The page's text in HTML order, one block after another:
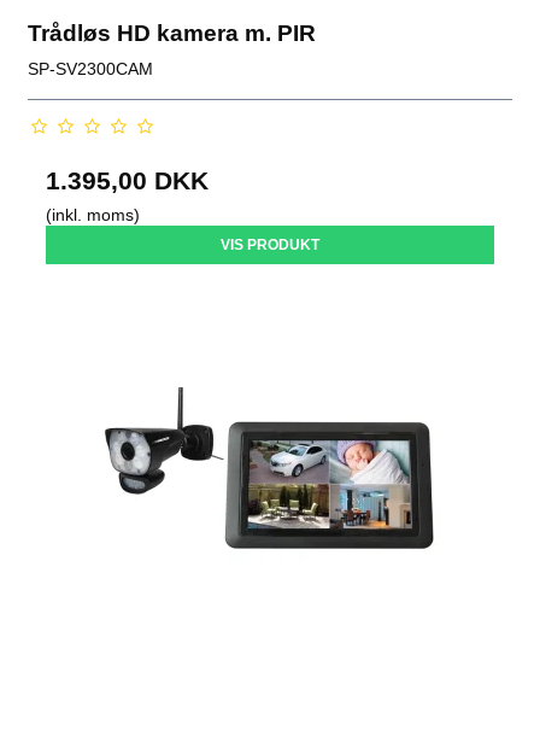
Trådløs HD kamera m. PIR
SP-SV2300CAM
1.395,00 DKK
(inkl. moms)
VIS PRODUKT